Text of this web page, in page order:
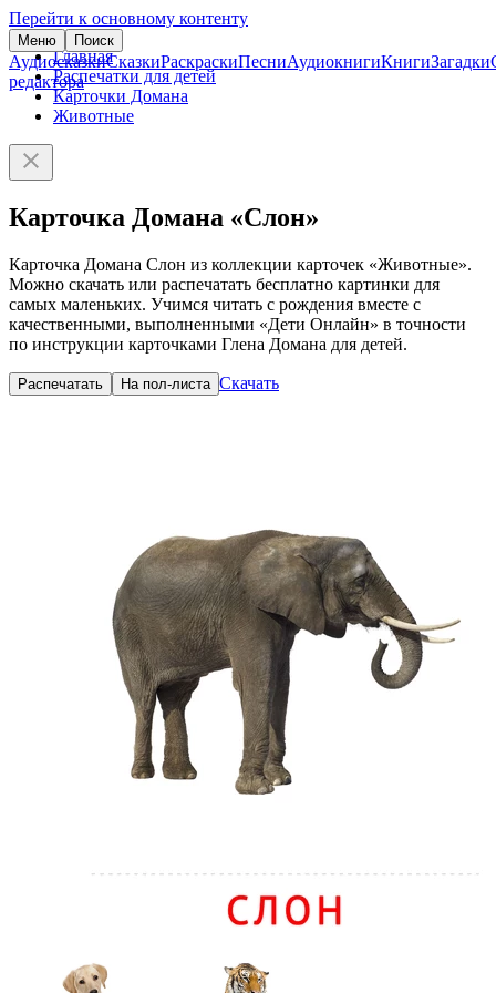
Перейти к основному контенту
Меню Поиск
АудиосказкиСказкиРаскраскиПесниАудиокнигиКнигиЗагадки
редактора
Главная
Распечатки для детей
Карточки Домана
Животные
Карточка Домана «Слон»
Карточка Домана Слон из коллекции карточек «Животные».
Можно скачать или распечатать бесплатно картинки для
самых маленьких. Учимся читать с рождения вместе с
качественными, выполненными «Дети Онлайн» в точности
по инструкции карточками Глена Домана для детей.
Распечатать На пол-листа Скачать